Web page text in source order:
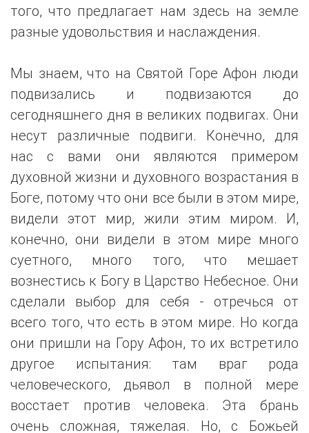
того, что предлагает нам здесь на земле
разные удовольствия и наслаждения.
Мы знаем, что на Святой Горе Афон люди
подвизались и подвизаются до
сегодняшнего дня в великих подвигах. Они
несут различные подвиги. Конечно, для
нас с вами они являются примером
духовной жизни и духовного возрастания в
Боге, потому что они все были в этом мире,
видели этот мир, жили этим миром. И,
конечно, они видели в этом мире много
суетного, много того, что мешает
вознестись к Богу в Царство Небесное. Они
сделали выбор для себя - отречься от
всего того, что есть в этом мире. Но когда
они пришли на Гору Афон, то их встретило
другое испытания: там враг рода
человеческого, дьявол в полной мере
восстает против человека. Эта брань
очень сложная, тяжелая. Но, с Божьей